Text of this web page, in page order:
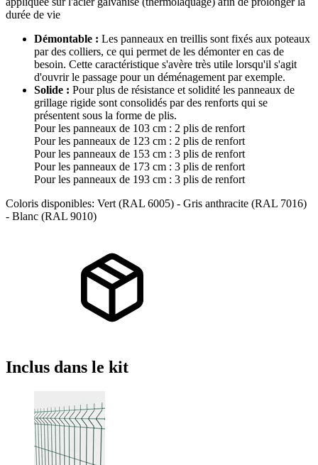
durée de vie
Démontable : Les panneaux en treillis sont fixés aux poteaux
par des colliers, ce qui permet de les démonter en cas de
besoin. Cette caractéristique s'avère très utile lorsqu'il s'agit
d'ouvrir le passage pour un déménagement par exemple.
Solide : Pour plus de résistance et solidité les panneaux de
grillage rigide sont consolidés par des renforts qui se
présentent sous la forme de plis.
Pour les panneaux de 103 cm : 2 plis de renfort
Pour les panneaux de 123 cm : 2 plis de renfort
Pour les panneaux de 153 cm : 3 plis de renfort
Pour les panneaux de 173 cm : 3 plis de renfort
Pour les panneaux de 193 cm : 3 plis de renfort
Coloris disponibles: Vert (RAL 6005) - Gris anthracite (RAL 7016)
- Blanc (RAL 9010)
Inclus dans le kit